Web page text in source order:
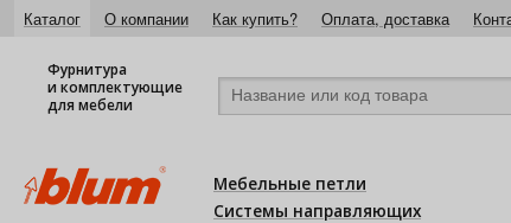
Каталог О компании Как купить? Оплата, доставка
Фурнитура
и комплектующие
для мебели
Мебельные петли
Системы направляющих